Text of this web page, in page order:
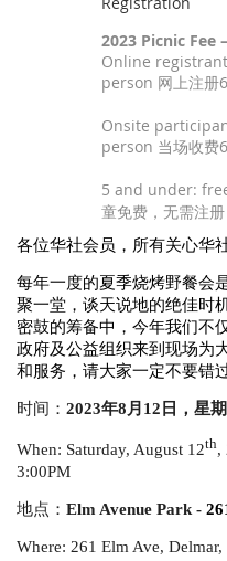
2023 Picnic Fee
Online
person 网上注册
Onsite
person 当场收费
5 and under:
童免费，无需注册
各位华社会员，所有关心华
每年一度的夏季烧烤野餐会
聚一堂，谈天说地的绝佳时机
密鼓的筹备中，今年我们不
政府及公益组织来到现场为
和服务，请大家一定不要错
时间： 2023年8月 12 日，星
When: Saturday, August 12th,
3:00PM
地点： Elm Avenue Park -
Where: 261 Elm Ave,